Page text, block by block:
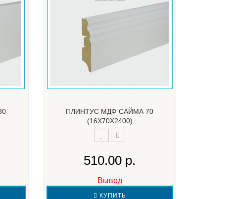
ПЛИНТУС МДФ САЙМА 70
(16Х70Х2400)
510.00 р.
Вывод
КУПИТЬ